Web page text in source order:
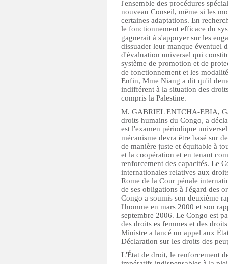
l'ensemble des procédures
nouveau Conseil, même si les
certaines adaptations. En
le fonctionnement efficace du
gagnerait à s'appuyer sur les
dissuader leur manque éventuel
d'évaluation universel qui
système de promotion et de
de fonctionnement et les
Enfin, Mme Niang a dit qu'il
indifférent à la situation des
compris la Palestine.
M. GABRIEL ENTCHA-EBIA,
droits humains du Congo, a
est l'examen périodique
mécanisme devra être basé sur
de manière juste et équitable à
et la coopération et en tenant
renforcement des capacités. Le
internationales relatives aux
Rome de la Cour pénale
de ses obligations à l'égard des
Congo a soumis son deuxième
l'homme en mars 2000 et son
septembre 2006. Le Congo est
des droits es femmes et des
Ministre a lancé un appel aux
Déclaration sur les droits des
L'État de droit, le renforcement